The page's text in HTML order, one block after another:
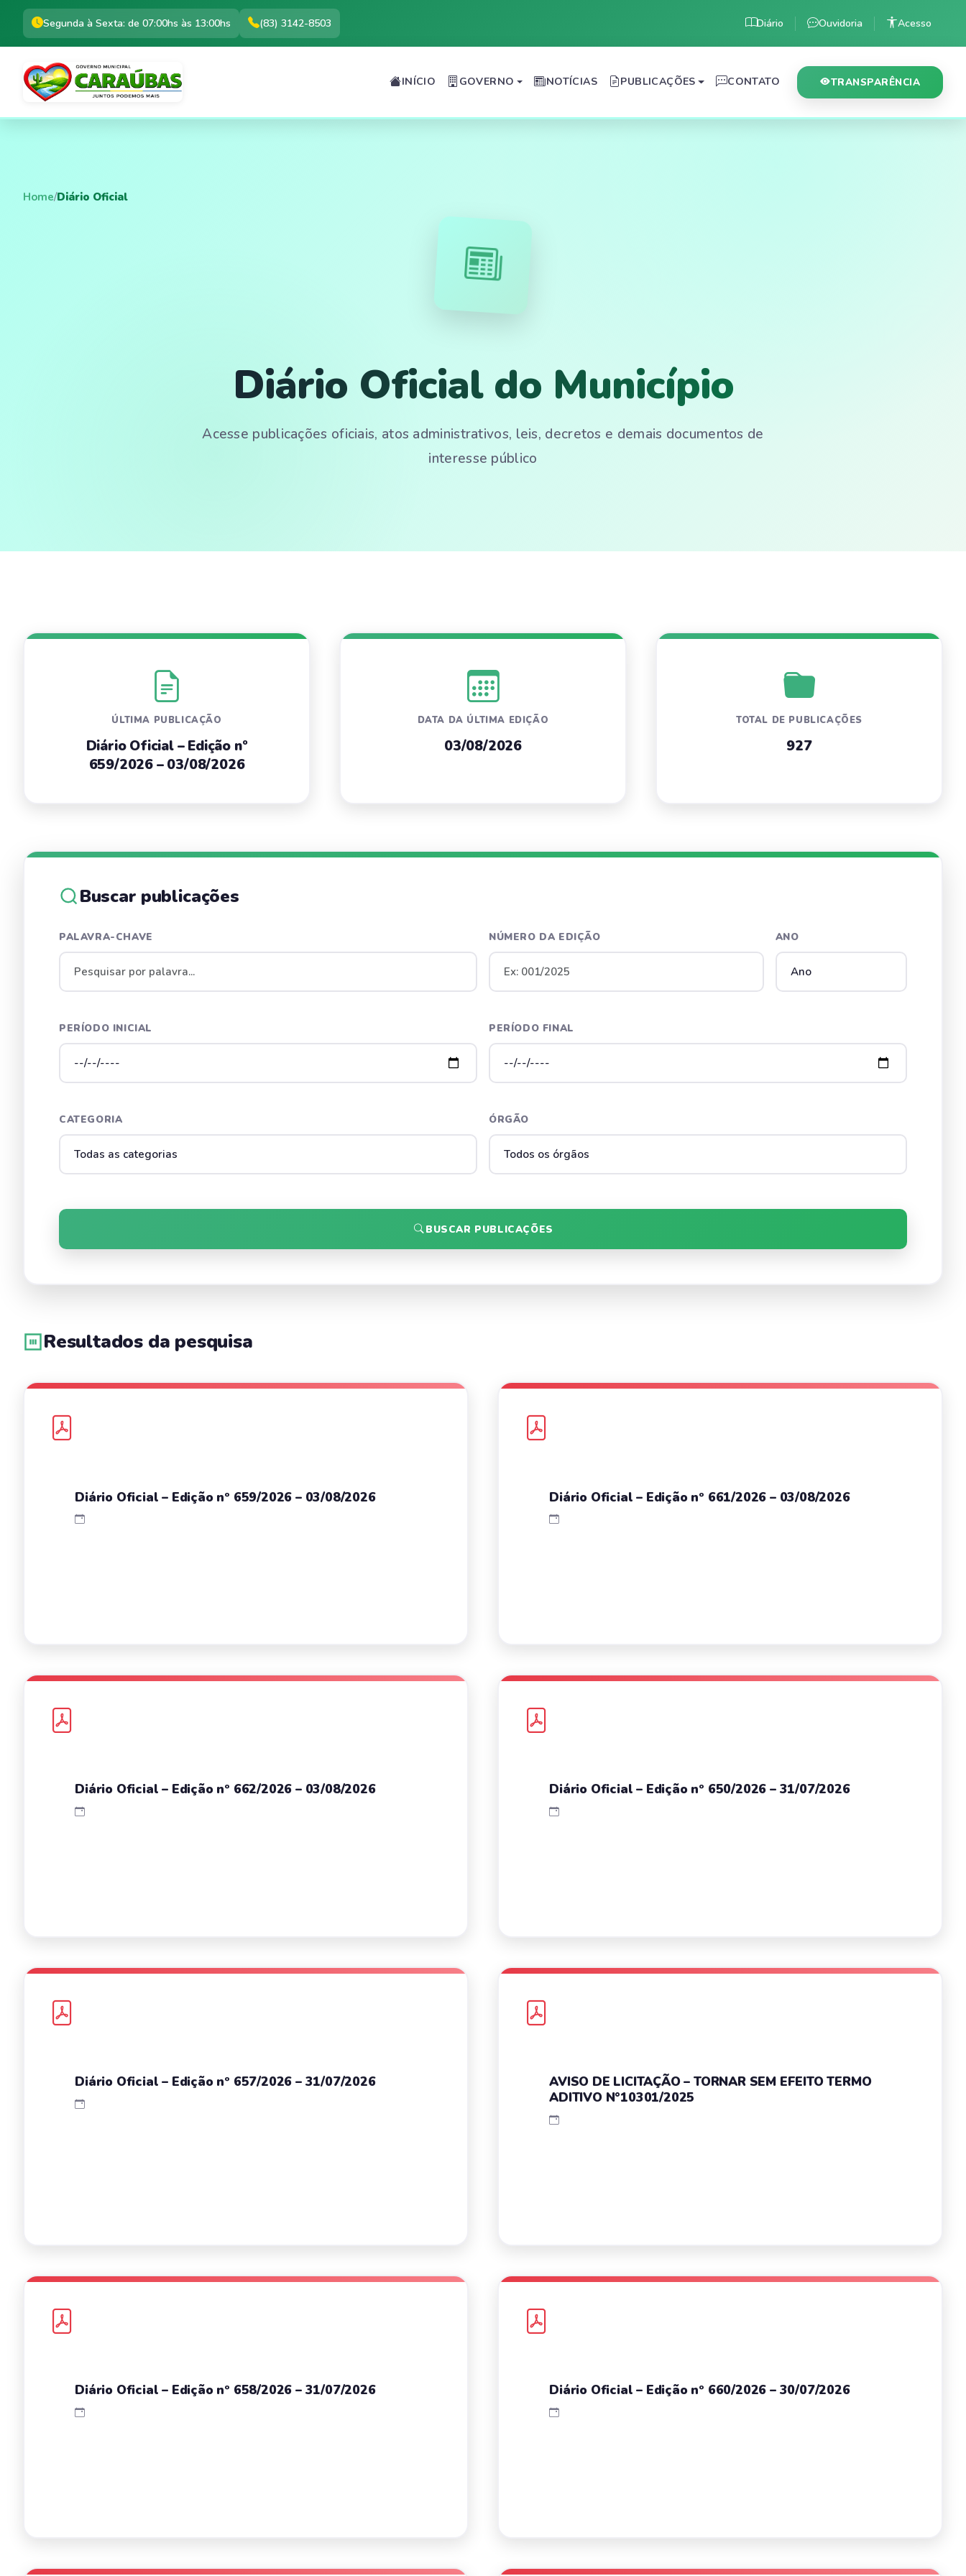
Segunda à Sexta: de 07:00hs às 13:00hs (83) 3142-8503 Diário Ouvidoria Acesso
INÍCIO GOVERNO NOTÍCIAS PUBLICAÇÕES CONTATO TRANSPARÊNCIA
Home/Diário Oficial
Diário Oficial do Município
Acesse publicações oficiais, atos administrativos, leis, decretos e demais documentos de
interesse público
ÚLTIMA PUBLICAÇÃO
Diário Oficial – Edição nº
659/2026 – 03/08/2026
DATA DA ÚLTIMA EDIÇÃO
03/08/2026
TOTAL DE PUBLICAÇÕES
927
Buscar publicações
PALAVRA-CHAVE NÚMERO DA EDIÇÃO ANO
PERÍODO INICIAL PERÍODO FINAL
CATEGORIA ÓRGÃO
BUSCAR PUBLICAÇÕES
Resultados da pesquisa
Diário Oficial – Edição nº 659/2026 – 03/08/2026 Diário Oficial – Edição nº 661/2026 – 03/08/2026
Diário Oficial – Edição nº 662/2026 – 03/08/2026 Diário Oficial – Edição nº 650/2026 – 31/07/2026
Diário Oficial – Edição nº 657/2026 – 31/07/2026
AVISO DE LICITAÇÃO – TORNAR SEM EFEITO TERMO
ADITIVO N°10301/2025
Diário Oficial – Edição nº 658/2026 – 31/07/2026 Diário Oficial – Edição nº 660/2026 – 30/07/2026